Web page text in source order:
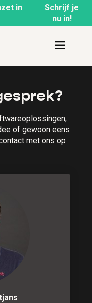
in
Schrijf je
nu in!
of gewoon eens
met ons op